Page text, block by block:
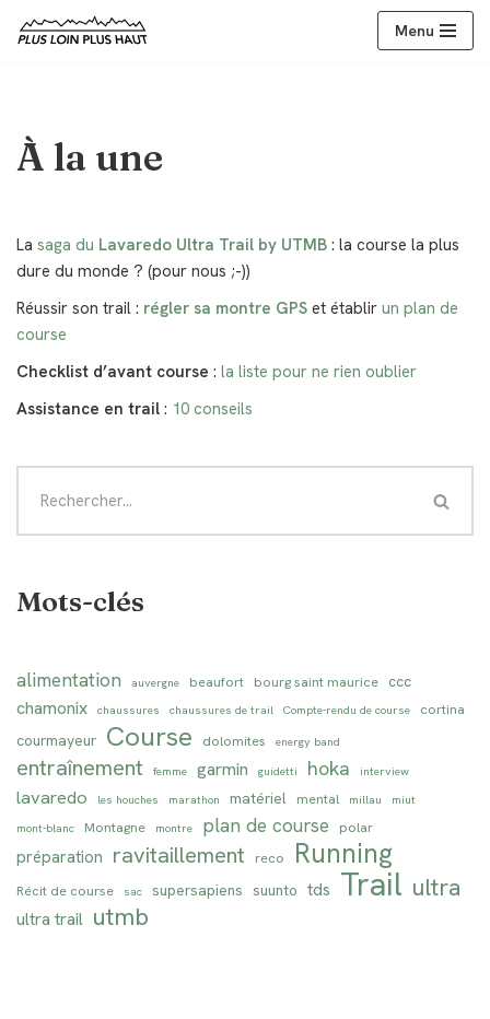
Menu
À la une
La saga du Lavaredo Ultra Trail by UTMB : la course la plus
dure du monde ? (pour nous ;-))
Réussir son trail : régler sa montre GPS et établir un plan de
course
Checklist d’avant course : la liste pour ne rien oublier
Assistance en trail : 10 conseils
Mots-clés
alimentation auvergne beaufort bourg saint maurice ccc
chamonix chaussures chaussures de trail Compte-rendu de course cortina
courmayeur Course dolomites energy band
entraînement femme garmin guidetti hoka interview
lavaredo les houches marathon matériel mental millau
miut
mont-blanc
Montagne montre plan de course polar
préparation ravitaillement reco Running
Récit de course sac supersapiens suunto tds Trail ultra
ultra trail utmb